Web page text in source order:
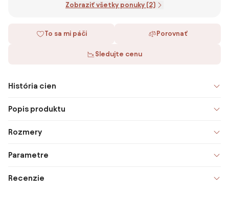
Zobraziť všetky ponuky (2)
To sa mi páči Porovnať
Sledujte cenu
História cien
Popis produktu
Rozmery
Parametre
Recenzie